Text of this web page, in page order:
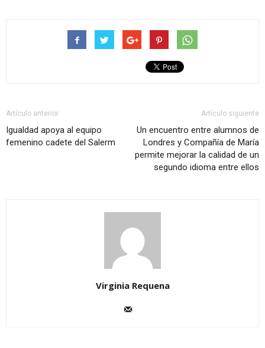
Artículo anterior
Igualdad apoya al equipo
femenino cadete del Salerm
Artículo siguiente
Un encuentro entre alumnos de
Londres y Compañía de María
permite mejorar la calidad de un
segundo idioma entre ellos
Virginia Requena